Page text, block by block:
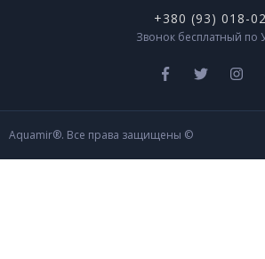
+380 (93) 018-
Звонок бесплатный по
Aquamir®. Все права защищены ©